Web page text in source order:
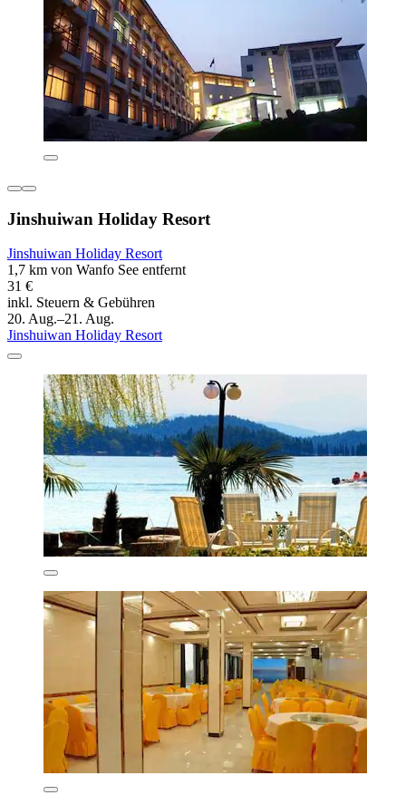
Jinshuiwan Holiday Resort
Jinshuiwan Holiday Resort
1,7 km von Wanfo See entfernt
31 €
inkl. Steuern & Gebühren
20. Aug.–21. Aug.
Jinshuiwan Holiday Resort